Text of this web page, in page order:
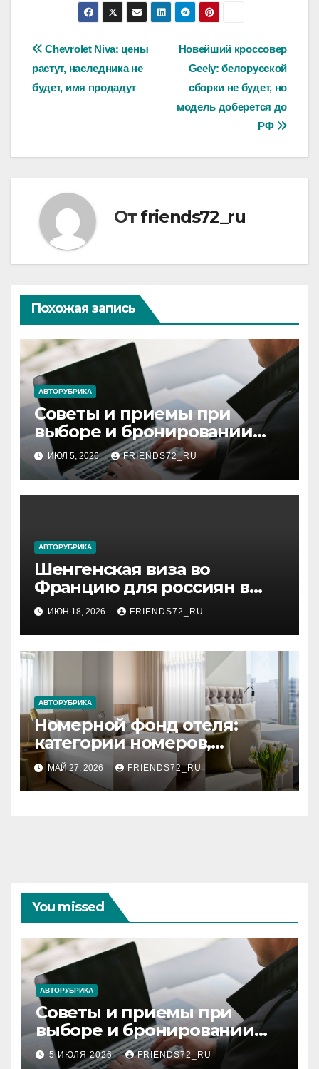
Навигация
по
Новейший кроссовер
Geely: белорусской
сборки не будет, но
модель доберется до
РФ
Chevrolet Niva: цены
растут, наследника не
будет, имя продадут
От friends72_ru
Похожая запись
АВТОРУБРИКА
Советы и приемы при
выборе и бронировании
авиабилетов
ИЮЛ 5, 2026 FRIENDS72_RU
АВТОРУБРИКА
Шенгенская виза во
Францию для россиян в
2026 году: сроки от 3 дней и
список необходимых
документов
ИЮН 18, 2026 FRIENDS72_RU
АВТОРУБРИКА
Номерной фонд отеля:
категории номеров,
вместимость и стандартное
оснащение
МАЙ 27, 2026 FRIENDS72_RU
You missed
АВТОРУБРИКА
Советы и приемы при
выборе и бронировании
авиабилетов
5 ИЮЛЯ 2026 FRIENDS72_RU